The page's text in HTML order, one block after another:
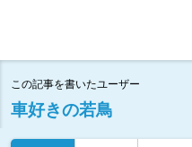
この記事を書いたユーザー
車好きの若鳥